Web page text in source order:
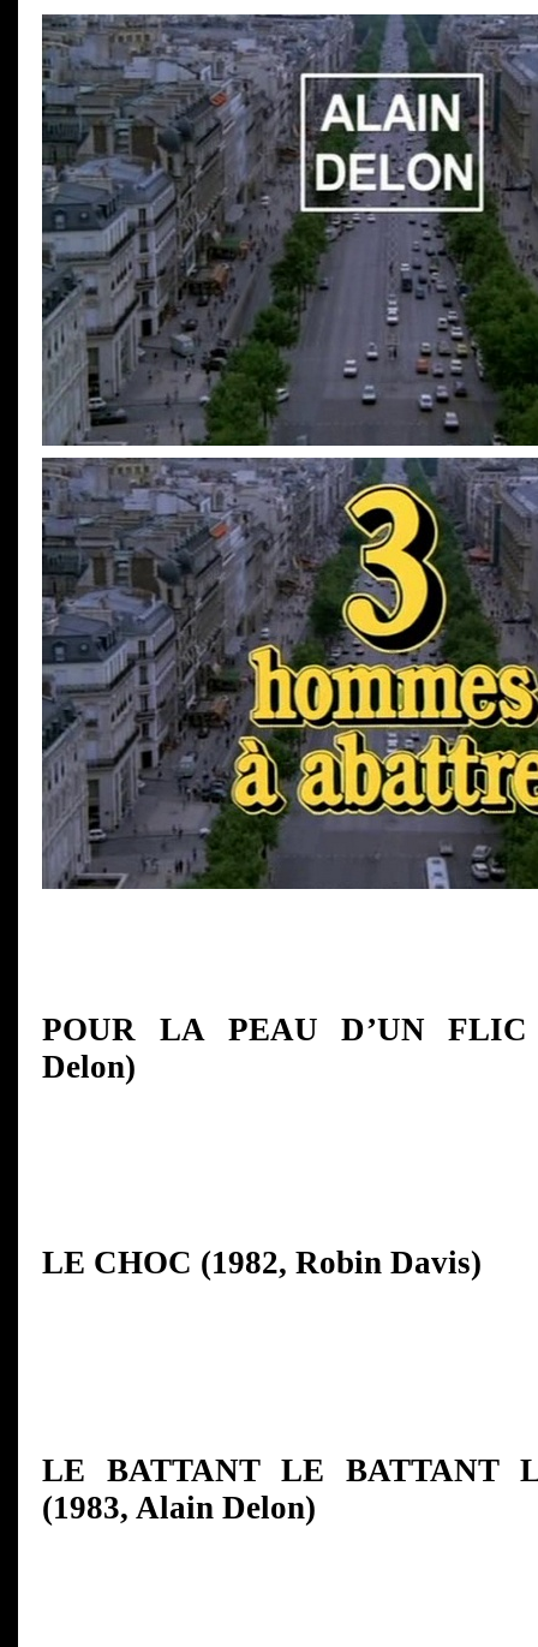
POUR LA PEAU D’UN FLIC
Delon)
LE CHOC (1982, Robin Davis)
LE BATTANT LE BATTANT
(1983, Alain Delon)